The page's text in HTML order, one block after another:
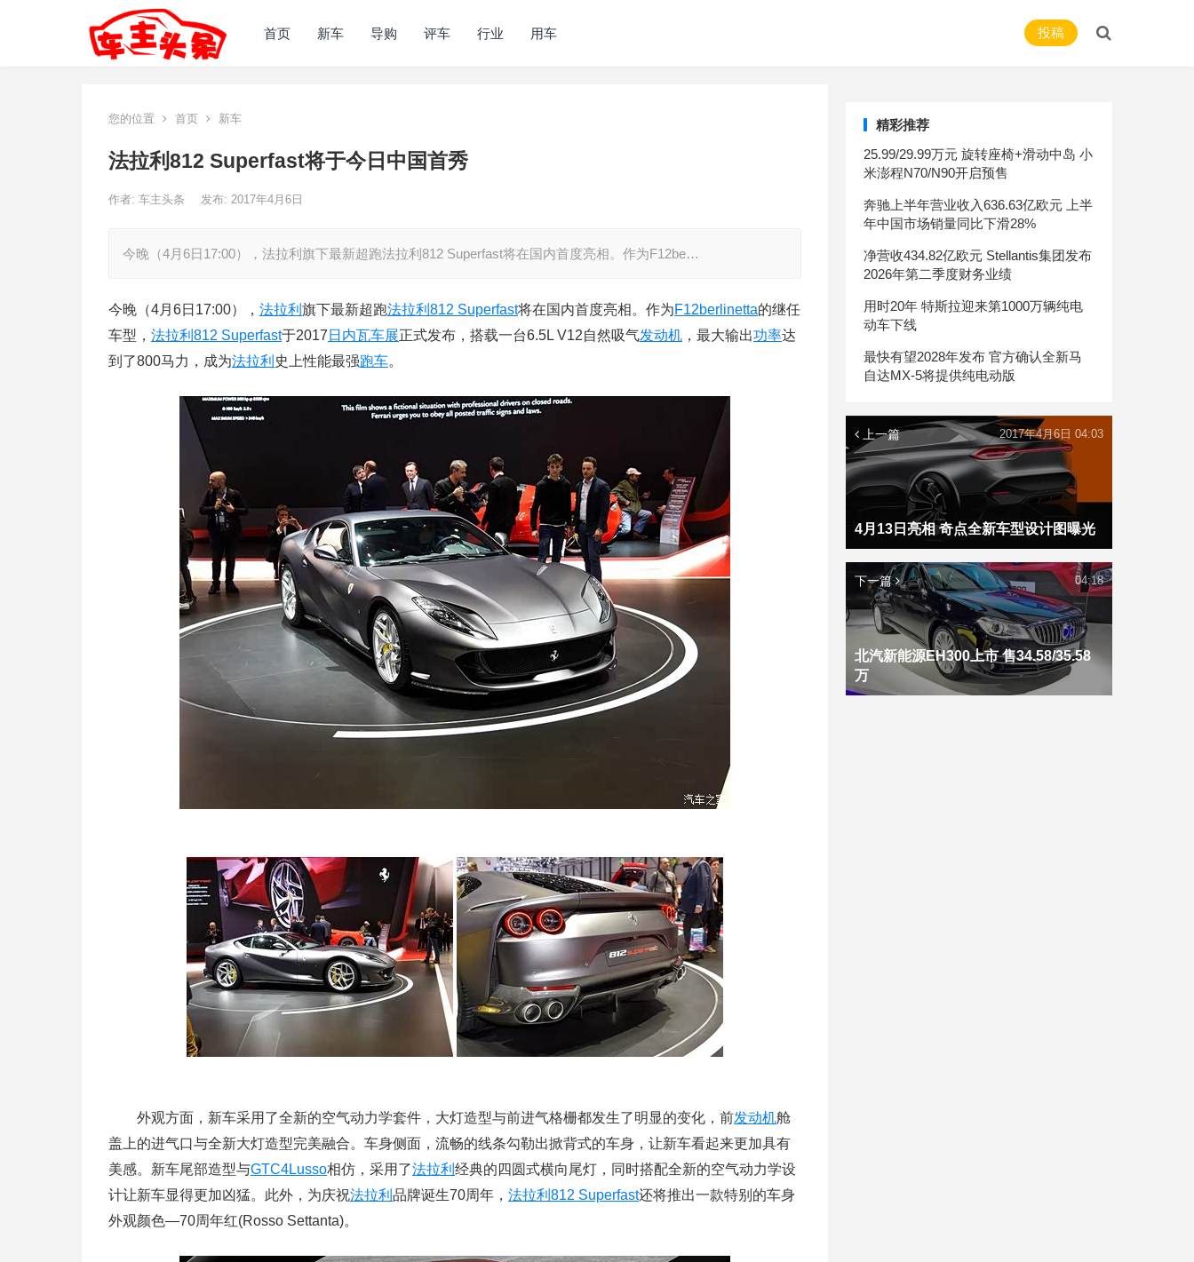
首页 新车 导购 评车 行业 用车 投稿
您的位置 首页 新车
法拉利812 Superfast将于今日中国首秀
作者: 车主头条 发布: 2017年4月6日
今晚（4月6日17:00），法拉利旗下最新超跑法拉利812 Superfast将在国内首度亮相。作为F12be…
今晚（4月6日17:00）， 法拉利 旗下最新超跑法拉利 812 Superfast将在国内首度亮相。作为F12berlinetta的继任
车型， 法拉利 812 Superfast于2017 日内瓦车展正式发布，搭载一台6.5L V12自然吸气发动机 ，最大输出功率达
到了800马力，成为法拉利 史上性能最强跑车。
外观方面，新车采用了全新的空气动力学套件，大灯造型与前进气格栅都发生了明显的变化，前发动机舱
盖上的进气口与全新大灯造型完美融合。车身侧面，流畅的线条勾勒出掀背式的车身，让新车看起来更加具有
美感。新车尾部造型与GTC4Lusso相仿，采用了法拉利 经典的四圆式横向尾灯，同时搭配全新的空气动力学设
计让新车显得更加凶猛。此外，为庆祝法拉利 品牌诞生70周年， 法拉利 812 Superfast还将推出一款特别的车身
外观颜色—70周年红(Rosso Settanta)。
精彩推荐
25.99/29.99万元 旋转座椅+滑动中岛 小
米澎程N70/N90开启预售
奔驰上半年营业收入636.63亿欧元 上半
年中国市场销量同比下滑28%
净营收434.82亿欧元 Stellantis集团发布
2026年第二季度财务业绩
用时20年 特斯拉迎来第1000万辆纯电
动车下线
最快有望2028年发布 官方确认全新马
自达MX-5将提供纯电动版
上一篇
4月13日亮相 奇点全新车型设计图曝光
2017年4月6日 04:03
下一篇
北汽新能源EH300上市 售34.58/35.58
万
04:18